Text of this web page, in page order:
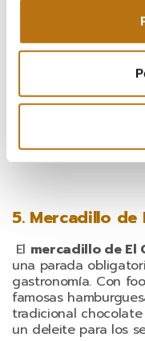
Fechas: Del 1 al
diciembre).
Ubicación: Paseo
Horario: Todos los
diciembre: 11:00 A.M.
diciembre
5. Mercadillo de
El mercadillo de El
una parada
gastronomía. Con
famosas
tradicional
un deleite para los